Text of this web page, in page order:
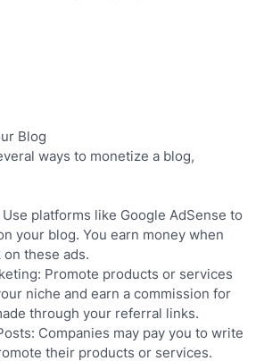
Blog
ways to monetize a blog,
platforms like Google AdSense to
your blog. You earn money when
these ads.
Promote products or services
niche and earn a commission for
through your referral links.
Companies may pay you to write
their products or services.